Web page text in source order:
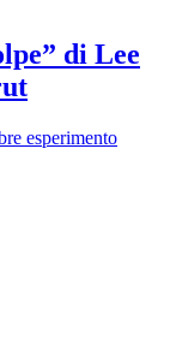
di Lee
esperimento